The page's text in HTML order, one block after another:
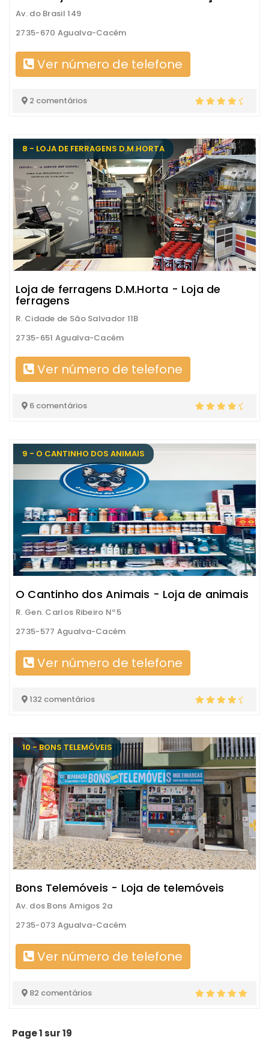
Av. do Brasil 149
2735-670 Agualva-Cacém
Ver número de telefone
2 comentários
8 - LOJA DE FERRAGENS D.M.HORTA
Loja de ferragens D.M.Horta - Loja de
ferragens
R. Cidade de São Salvador 11B
2735-651 Agualva-Cacém
Ver número de telefone
6 comentários
9 - O CANTINHO DOS ANIMAIS
O Cantinho dos Animais - Loja de animais
R. Gen. Carlos Ribeiro Nº5
2735-577 Agualva-Cacém
Ver número de telefone
132 comentários
10 - BONS TELEMÓVEIS
Bons Telemóveis - Loja de telemóveis
Av. dos Bons Amigos 2a
2735-073 Agualva-Cacém
Ver número de telefone
82 comentários
Page 1 sur 19